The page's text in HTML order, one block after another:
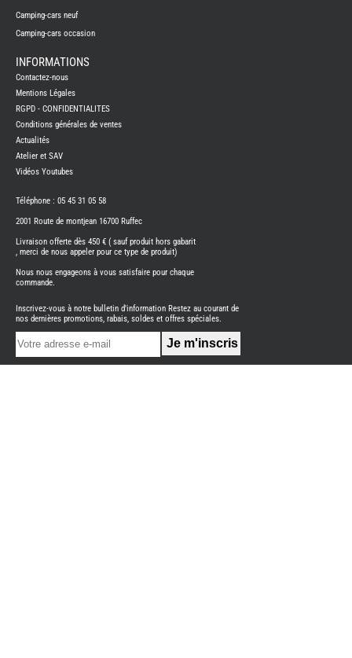
NEUFS
CAMPING-
CAMPING-
BENIMAR
CAMPING-
CARADO
CAMPING-
ITINEO
CAMPING-
OCCASION
CARADO
NEUFS
FOURGON
BENIMAR
FOURGON
Camping-cars neuf
Camping-cars occasion
INFORMATIONS
Contactez-nous
Mentions Légales
RGPD - CONFIDENTIALITES
Conditions générales de ventes
Actualités
Atelier et SAV
Vidéos Youtubes
Téléphone : 05 45 31 05 58
2001 Route de montjean 16700 Ruffec
Livraison offerte dès 450 € ( sauf produit hors gabarit
, merci de nous appeler pour ce type de produit)
Nous nous engageons à vous satisfaire pour chaque
commande.
Inscrivez-vous à notre bulletin d'information Restez au courant de
nos dernières promotions, rabais, soldes et offres spéciales.